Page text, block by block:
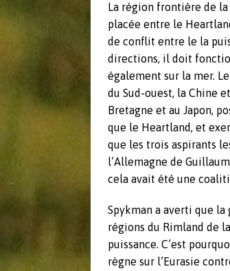
La région frontière de
placée entre le
de conflit entre le la
directions, il doit
également sur la mer.
du Sud-ouest, la Chine
Bretagne et au Japon,
que le Heartland, et
que les trois aspirants
l’Allemagne de
cela avait été une
Spykman a averti que
régions du Rimland de
puissance. C’est
règne sur l’Eurasie